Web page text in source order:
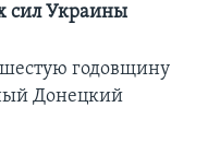
сил Украины
годовщину
Донецкий